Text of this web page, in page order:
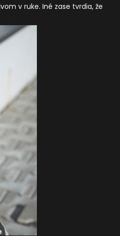
v ruke. Iné zase tvrdia, že